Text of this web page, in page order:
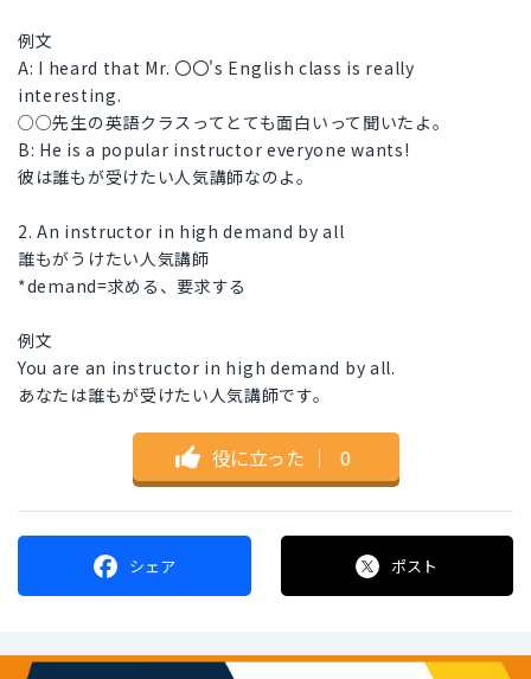
例文
A: I heard that Mr. 〇〇's English class is really
interesting.
○○先生の英語クラスってとても面白いって聞いたよ。
B: He is a popular instructor everyone wants!
彼は誰もが受けたい人気講師なのよ。
2. An instructor in high demand by all
誰もがうけたい人気講師
*demand=求める、要求する
例文
You are an instructor in high demand by all.
あなたは誰もが受けたい人気講師です。
役に立った ｜ 0
シェア ポスト